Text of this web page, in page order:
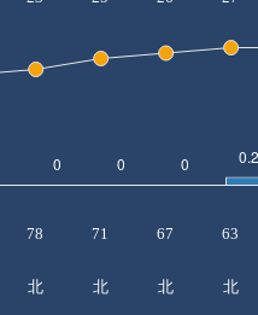
78 71 67 63
北 北 北 北